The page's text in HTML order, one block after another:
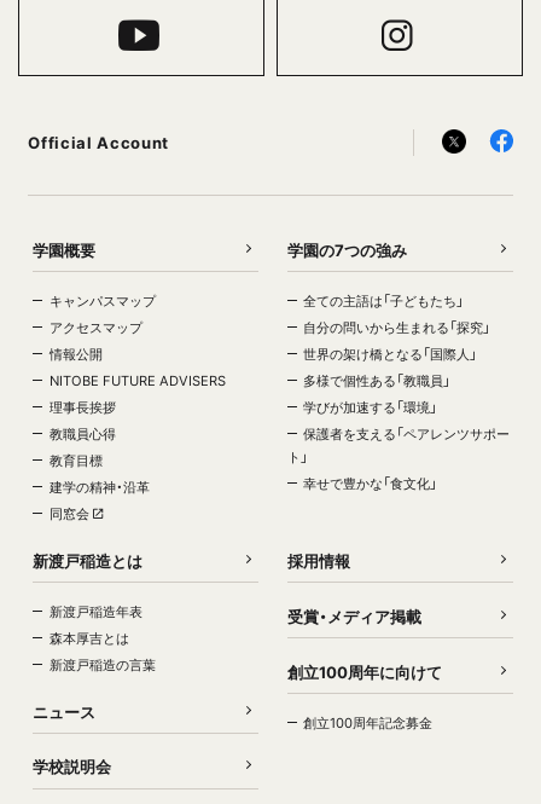
Official Account
学園概要
キャンパスマップ
アクセスマップ
情報公開
NITOBE FUTURE ADVISERS
理事長挨拶
教職員心得
教育目標
建学の精神・沿革
同窓会
学園の7つの強み
全ての主語は「子どもたち」
自分の問いから生まれる「探究」
世界の架け橋となる「国際人」
多様で個性ある「教職員」
学びが加速する「環境」
保護者を支える「ペアレンツサポー
ト」
幸せで豊かな「食文化」
新渡戸稲造とは
新渡戸稲造年表
森本厚吉とは
新渡戸稲造の言葉
ニュース
学校説明会
採用情報
受賞・メディア掲載
創立100周年に向けて
創立100周年記念募金